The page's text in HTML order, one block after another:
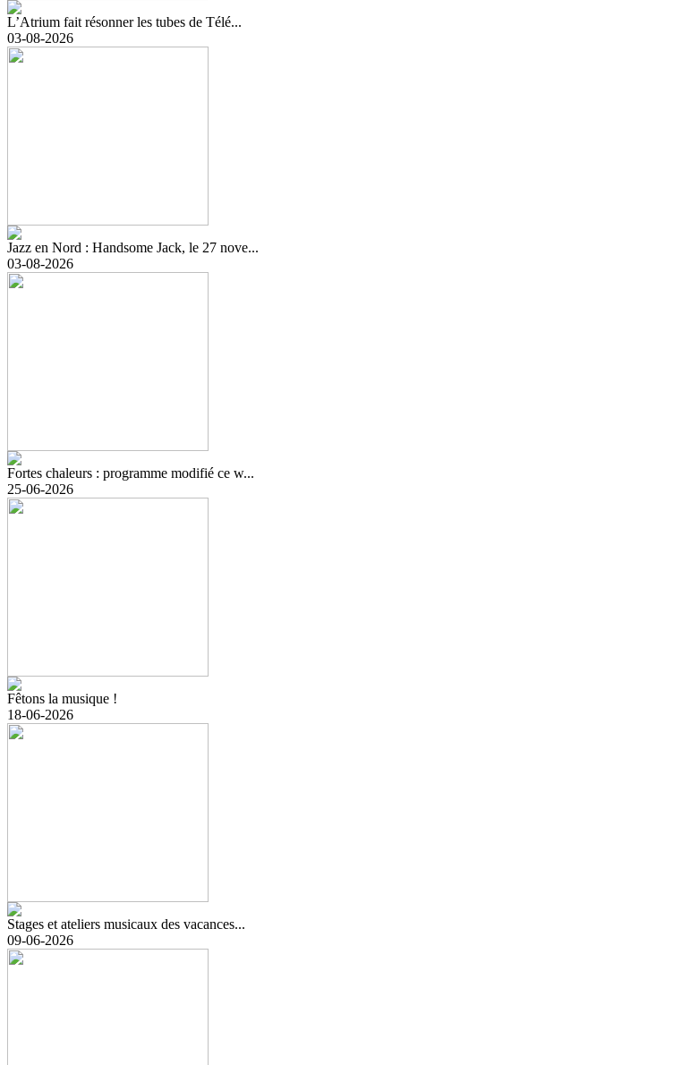
L’Atrium fait résonner les tubes de Télé...
03-08-2026
Jazz en Nord : Handsome Jack, le 27 nove...
03-08-2026
Fortes chaleurs : programme modifié ce w...
25-06-2026
Fêtons la musique !
18-06-2026
Stages et ateliers musicaux des vacances...
09-06-2026